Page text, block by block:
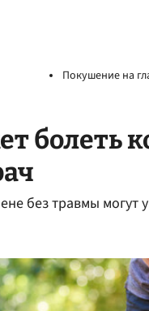
Покушение на
болеть
без травмы могут